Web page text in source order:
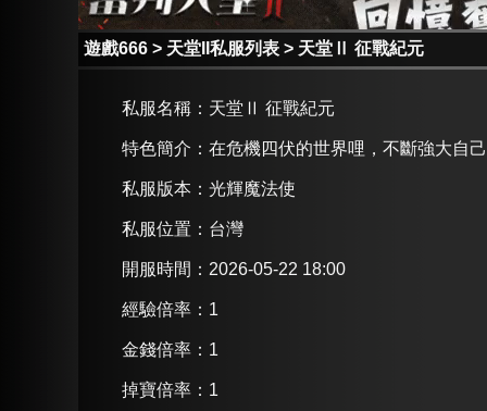
遊戲666 > 天堂II私服列表 > 天堂Ⅱ 征戰紀元
私服名稱： 天堂Ⅱ 征戰紀元
特色簡介： 在危機四伏的世界哩，不斷強大自
私服版本：光輝魔法使
私服位置：台灣
開服時間：2026-05-22 18:00
經驗倍率：1
金錢倍率：1
掉寶倍率：1